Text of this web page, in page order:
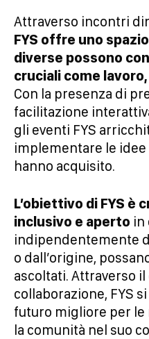
Attraverso incontri
FYS offre uno
diverse possono
cruciali come
Con la presenza di
facilitazione
gli eventi FYS
implementare le
hanno acquisito.
L’obiettivo di FYS è
inclusivo e aperto in
indipendentemente
o dall’origine,
ascoltati. Attraverso il
collaborazione, FYS
futuro migliore per le
la comunità nel suo